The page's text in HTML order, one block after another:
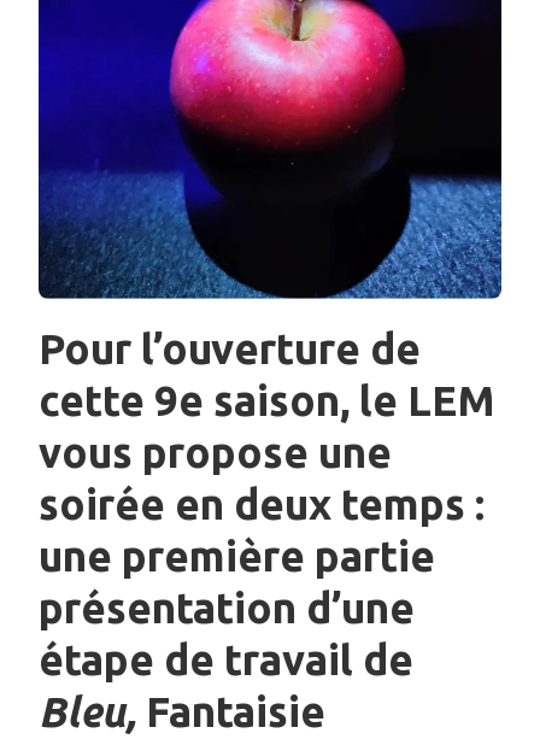
Pour l’ouverture de
cette 9e saison, le LEM
vous propose une
soirée en deux temps :
une première partie
présentation d’une
étape de travail de
Bleu, Fantaisie